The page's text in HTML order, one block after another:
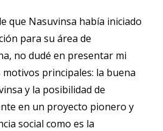
que Nasuvinsa había iniciado
para su área de
no dudé en presentar mi
principales: la buena
y la posibilidad de
en un proyecto pionero y
social como es la